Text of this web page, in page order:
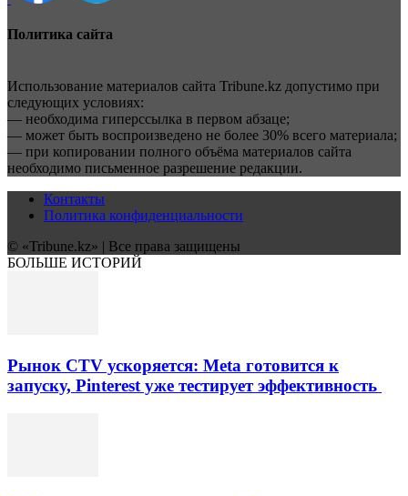
Политика сайта
Использование материалов сайта Tribune.kz допустимо при
следующих условиях:
— необходима гиперссылка в первом абзаце;
— может быть воспроизведено не более 30% всего материала;
— при копировании полного объёма материалов сайта
необходимо письменное разрешение редакции.
Контакты
Политика конфиденциальности
© «Tribune.kz» | Все права защищены
БОЛЬШЕ ИСТОРИЙ
Рынок CTV ускоряется: Meta готовится к
запуску, Pinterest уже тестирует эффективность